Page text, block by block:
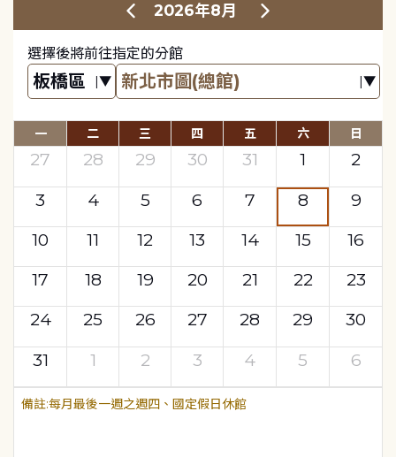
2026年8月
選擇後將前往指定的分館
一 二 三 四 五 六 日
27 28 29 30 31 1
2
3
4 5 6 7 8
9
10
11 12 13 14 15
16
17
18 19 20 21 22
23
24
25 26 27 28 29
30
31
1 2 3 4 5 6
每月最後一週之週四、國定假日休館